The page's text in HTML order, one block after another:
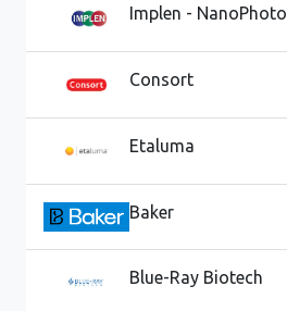
Implen -
Consort
Etaluma
Baker
Blue-Ray Biotech